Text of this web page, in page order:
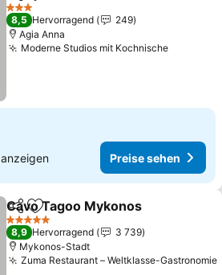
3 Sterne
8,5 Hervorragend
249
Agia Anna
Moderne Studios mit KochnischePreise
anzeigen Preise sehen
TeilenZu Favoriten hinzufügen
Cavo Tagoo Mykonos
5 Sterne
8,9 Hervorragend
3 739
Mykonos-Stadt
Zuma Restaurant – Weltklasse-Gastronomie